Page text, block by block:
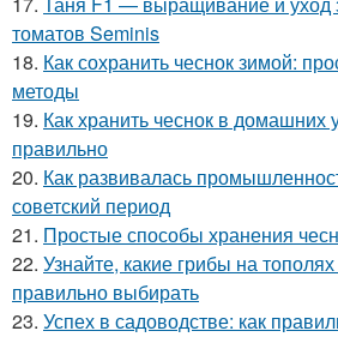
томатов Seminis
18. Как сохранить чеснок зимой:
методы
19. Как хранить чеснок в домашних
правильно
20. Как развивалась
советский период
21. Простые способы хранения
22. Узнайте, какие грибы на
правильно выбирать
23. Успех в садоводстве: как